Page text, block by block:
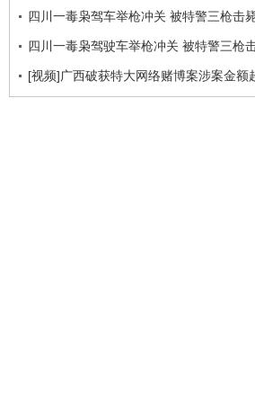
四川一毒枭驾车举枪冲关 被特警三枪击
四川一毒枭驾驶车举枪冲关 被特警三枪
[视频]广西破获特大网络赌博案涉案金额